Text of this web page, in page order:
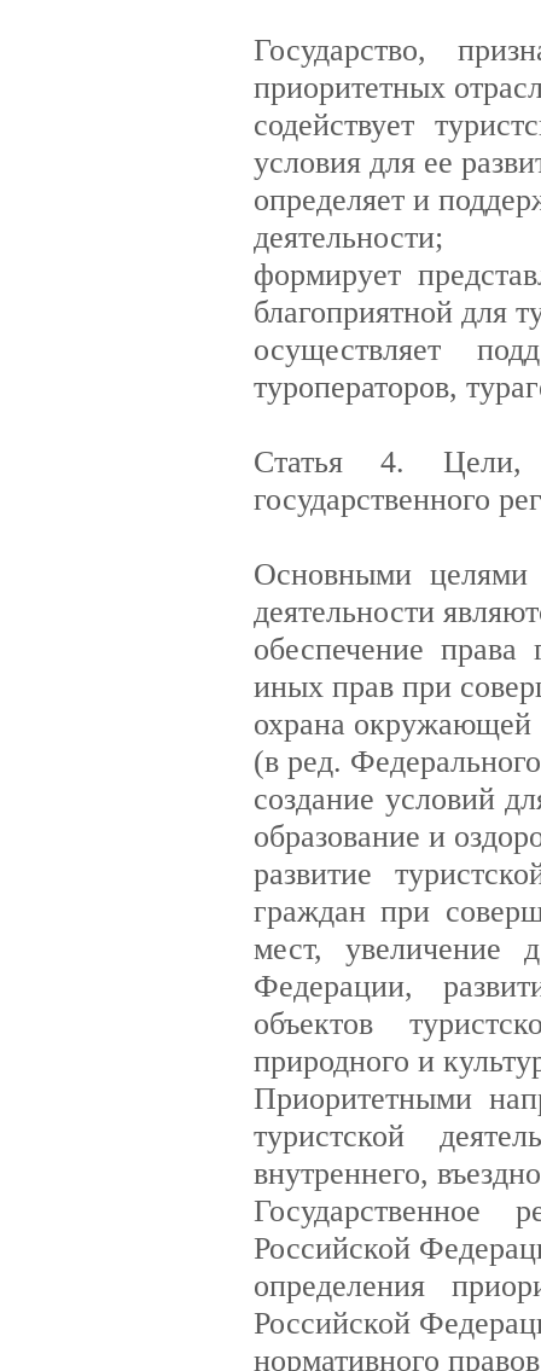
Государство,
приоритетных
содействует
условия для ее
определяет и
деятельности;
формирует
благоприятной для
осуществляет
туроператоров,
Статья 4. Цели,
государственного
Основными целями
деятельности
обеспечение
иных прав при
охрана окружающей
(в ред.
создание условий
образование и
развитие
граждан при
мест, увеличение
Федерации,
объектов
природного и
Приоритетными
туристской
внутреннего,
Государственное
Российской
определения
Российской
нормативного